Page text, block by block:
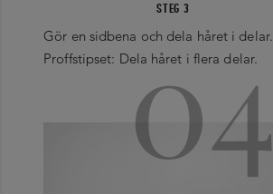
STEG 3
Gör en sidbena och dela håret i delar.
Proffstipset: Dela håret i flera delar.
04